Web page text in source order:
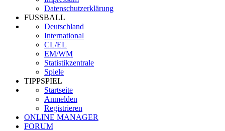
Datenschutzerklärung
FUSSBALL
Deutschland
International
CL/EL
EM/WM
Statistikzentrale
Spiele
TIPPSPIEL
Startseite
Anmelden
Registrieren
ONLINE MANAGER
FORUM